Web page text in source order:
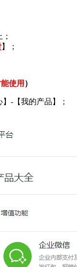
】；
使用 ）
-【我的产品】；